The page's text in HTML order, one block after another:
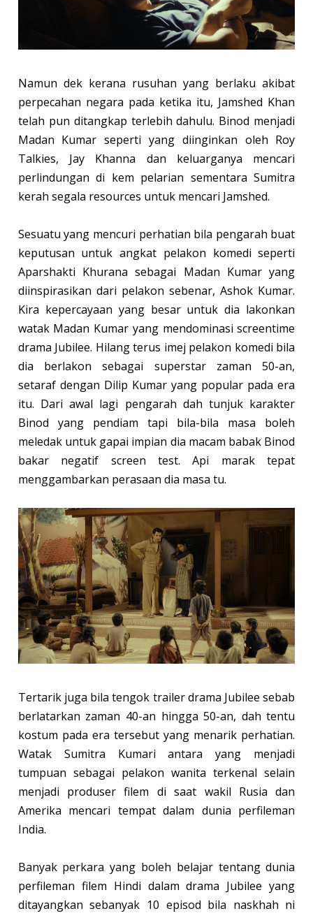
Namun dek kerana rusuhan yang berlaku akibat
perpecahan negara pada ketika itu, Jamshed Khan
telah pun ditangkap terlebih dahulu. Binod menjadi
Madan Kumar seperti yang diinginkan oleh Roy
Talkies, Jay Khanna dan keluarganya mencari
perlindungan di kem pelarian sementara Sumitra
kerah segala resources untuk mencari Jamshed.
Sesuatu yang mencuri perhatian bila pengarah buat
keputusan untuk angkat pelakon komedi seperti
Aparshakti Khurana sebagai Madan Kumar yang
diinspirasikan dari pelakon sebenar, Ashok Kumar.
Kira kepercayaan yang besar untuk dia lakonkan
watak Madan Kumar yang mendominasi screentime
drama Jubilee. Hilang terus imej pelakon komedi bila
dia berlakon sebagai superstar zaman 50-an,
setaraf dengan Dilip Kumar yang popular pada era
itu. Dari awal lagi pengarah dah tunjuk karakter
Binod yang pendiam tapi bila-bila masa boleh
meledak untuk gapai impian dia macam babak Binod
bakar negatif screen test. Api marak tepat
menggambarkan perasaan dia masa tu.
Tertarik juga bila tengok trailer drama Jubilee sebab
berlatarkan zaman 40-an hingga 50-an, dah tentu
kostum pada era tersebut yang menarik perhatian.
Watak Sumitra Kumari antara yang menjadi
tumpuan sebagai pelakon wanita terkenal selain
menjadi produser filem di saat wakil Rusia dan
Amerika mencari tempat dalam dunia perfileman
India.
Banyak perkara yang boleh belajar tentang dunia
perfileman filem Hindi dalam drama Jubilee yang
ditayangkan sebanyak 10 episod bila naskhah ni